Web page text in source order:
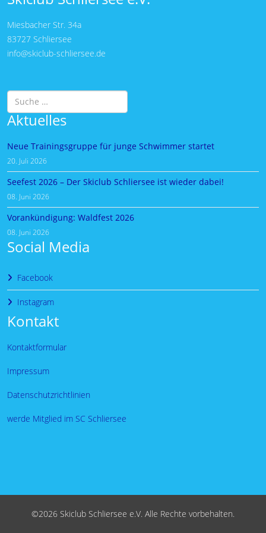
Miesbacher Str. 34a
83727 Schliersee
info@skiclub-schliersee.de
Suchen
Aktuelles
Neue Trainingsgruppe für junge Schwimmer startet
20. Juli 2026
Seefest 2026 – Der Skiclub Schliersee ist wieder dabei!
08. Juni 2026
Vorankündigung: Waldfest 2026
08. Juni 2026
Social Media
Facebook
Instagram
Kontakt
Kontaktformular
Impressum
Datenschutzrichtlinien
werde Mitglied im SC Schliersee
©2026 Skiclub Schliersee e.V. Alle Rechte vorbehalten.